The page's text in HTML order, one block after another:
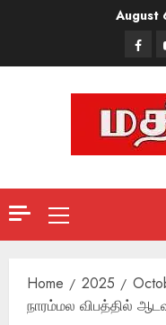
August
Primary
Menu
Home 2025
நாரம்மல விபத்தில்